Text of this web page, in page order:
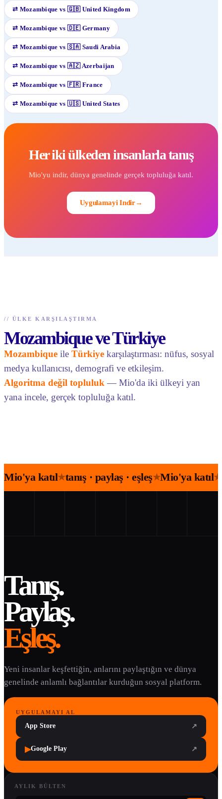
⇄ Mozambique vs 🇬🇧 United Kingdom
⇄ Mozambique vs 🇩🇪 Germany
⇄ Mozambique vs 🇸🇦 Saudi Arabia
⇄ Mozambique vs 🇦🇿 Azerbaijan
⇄ Mozambique vs 🇫🇷 France
⇄ Mozambique vs 🇺🇸 United States
Her iki ülkeden insanlarla tanış
Mio'yu indir, dünya genelinde gerçek topluluğa katıl.
Uygulamayi Indir→
// ÜLKE KARŞILAŞTIRMA
Mozambique ve Türkiye
Mozambique ile Türkiye karşılaştırması: nüfus, sosyal
medya kullanıcısı, demografi ve etkileşim.
Algoritma değil topluluk — Mio'da iki ülkeyi yan
yana incele, gerçek topluluğa katıl.
Mio'ya katıl★tanış · paylaş · eşleş★Mio'ya katıl★
Tanış.
Paylaş.
Eşleş.
Yeni insanlar keşfettiğin, anlarını paylaştığın ve dünya
genelinde anlamlı bağlantılar kurduğun sosyal platform.
UYGULAMAYI AL
App Store ↗
▶Google Play ↗
AYLIK BÜLTEN